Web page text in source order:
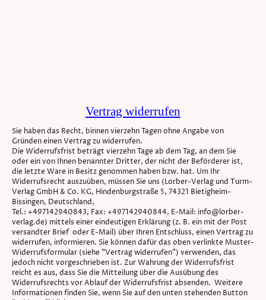
Vertrag widerrufen
Sie haben das Recht, binnen vierzehn Tagen ohne Angabe von
Gründen einen Vertrag zu widerrufen.
Die Widerrufsfrist beträgt vierzehn Tage ab dem Tag, an dem Sie
oder ein von Ihnen benannter Dritter, der nicht der Beförderer ist,
die letzte Ware in Besitz genommen haben bzw. hat. Um Ihr
Widerrufsrecht auszuüben, müssen Sie uns (Lorber-Verlag und Turm-
Verlag GmbH & Co. KG, Hindenburgstraße 5, 74321 Bietigheim-
Bissingen, Deutschland,
Tel.: +497142940843, Fax: +497142940844, E-Mail: info@lorber-
verlag.de) mittels einer eindeutigen Erklärung (z. B. ein mit der Post
versandter Brief oder E-Mail) über Ihren Entschluss, einen Vertrag zu
widerrufen, informieren. Sie können dafür das oben verlinkte Muster-
Widerrufsformular (siehe "Vertrag widerrufen") verwenden, das
jedoch nicht vorgeschrieben ist. Zur Wahrung der Widerrufsfrist
reicht es aus, dass Sie die Mitteilung über die Ausübung des
Widerrufsrechts vor Ablauf der Widerrufsfrist absenden. Weitere
Informationen finden Sie, wenn Sie auf den unten stehenden Button